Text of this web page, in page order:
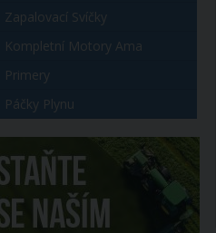
Zapalovací Svíčky
Kompletní Motory Ama
Primery
Páčky Plynu